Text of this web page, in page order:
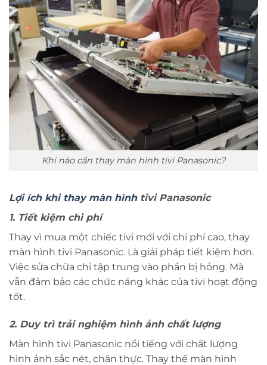
Khi nào cần thay màn hình tivi Panasonic?
Lợi ích khi thay màn hìnhtivi Panasonic
1. Tiết kiệm chi phí
Thay vì mua một chiếc tivi mới với chi phí cao, thay
màn hình tivi Panasonic. Là giải pháp tiết kiệm hơn.
Việc sửa chữa chỉ tập trung vào phần bị hỏng. Mà
vẫn đảm bảo các chức năng khác của tivi hoạt động
tốt.
2. Duy trì trải nghiệm hình ảnh chất lượng
Màn hình tivi Panasonic nổi tiếng với chất lượng
hình ảnh sắc nét, chân thực. Thay thế màn hình